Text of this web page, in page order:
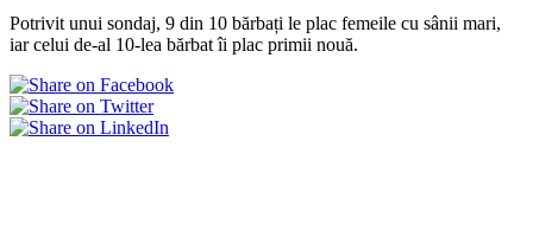
Potrivit unui sondaj, 9 din 10 bărbați le plac femeile cu sânii mari,
iar celui de-al 10-lea bărbat îi plac primii nouă.